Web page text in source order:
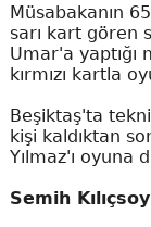
Müsabakanın
sarı kart gören
Umar'a yaptığı
kırmızı kartla
Beşiktaş'ta
kişi kaldıktan
Yılmaz'ı oyuna
Semih